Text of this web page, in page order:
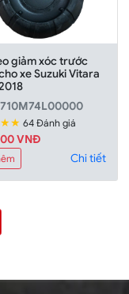
giảm xóc trước
xe Suzuki Vitara
64 Đánh giá
VNĐ
Chi tiết